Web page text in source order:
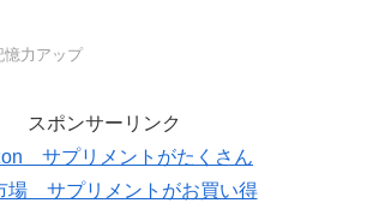
憶力アップ
スポンサーリンク
サプリメントがたくさん
場 サプリメントがお買い得